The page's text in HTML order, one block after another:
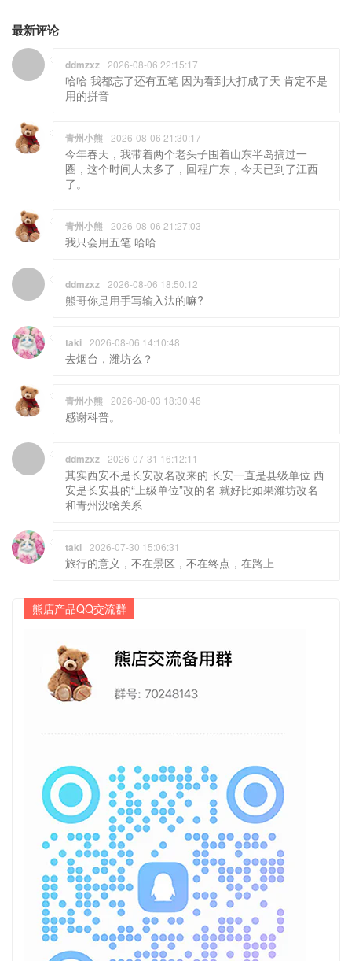
最新评论
ddmzxz 2026-08-06 22:15:17
哈哈 我都忘了还有五笔 因为看到大打成了天 肯定不是
用的拼音
青州小熊 2026-08-06 21:30:17
今年春天，我带着两个老头子围着山东半岛搞过一
圈，这个时间人太多了，回程广东，今天已到了江西
了。
青州小熊 2026-08-06 21:27:03
我只会用五笔 哈哈
ddmzxz 2026-08-06 18:50:12
熊哥你是用手写输入法的嘛?
taki 2026-08-06 14:10:48
去烟台，潍坊么？
青州小熊 2026-08-03 18:30:46
感谢科普。
ddmzxz 2026-07-31 16:12:11
其实西安不是长安改名改来的 长安一直是县级单位 西
安是长安县的“上级单位”改的名 就好比如果潍坊改名
和青州没啥关系
taki 2026-07-30 15:06:31
旅行的意义，不在景区，不在终点，在路上
熊店产品QQ交流群